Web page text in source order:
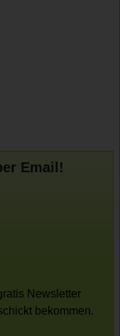
Email!
Newsletter
bekommen.